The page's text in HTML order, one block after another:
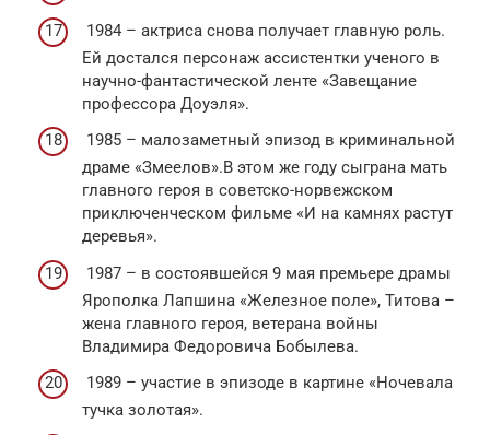
1984 – актриса снова получает главную роль.
Ей достался персонаж ассистентки ученого в
научно-фантастической ленте «Завещание
профессора Доуэля».
1985 – малозаметный эпизод в криминальной
драме «Змеелов».В этом же году сыграна мать
главного героя в советско-норвежском
приключенческом фильме «И на камнях растут
деревья».
1987 – в состоявшейся 9 мая премьере драмы
Ярополка Лапшина «Железное поле», Титова –
жена главного героя, ветерана войны
Владимира Федоровича Бобылева.
1989 – участие в эпизоде в картине «Ночевала
тучка золотая».